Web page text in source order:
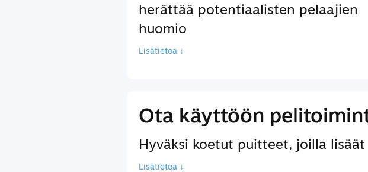
herättää potentiaalisten pelaajien
huomio
Lisätietoa ↓
Ota käyttöön
Hyväksi koetut puitteet, joilla
Lisätietoa ↓